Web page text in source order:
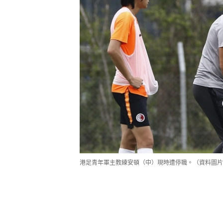
港足青年軍主教練安頓（中）現時遭停職。（資料圖